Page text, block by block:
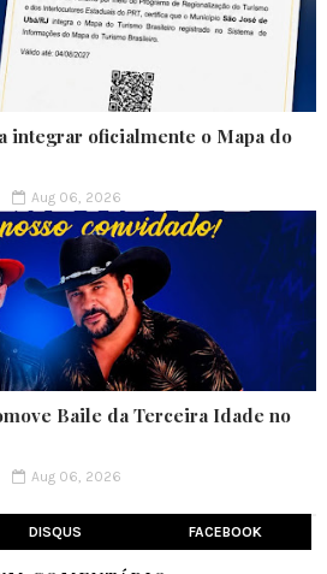
integrar oficialmente o Mapa do
Aug 06, 2026
Baile da Terceira Idade no
Aug 06, 2026
DISQUS FACEBOOK